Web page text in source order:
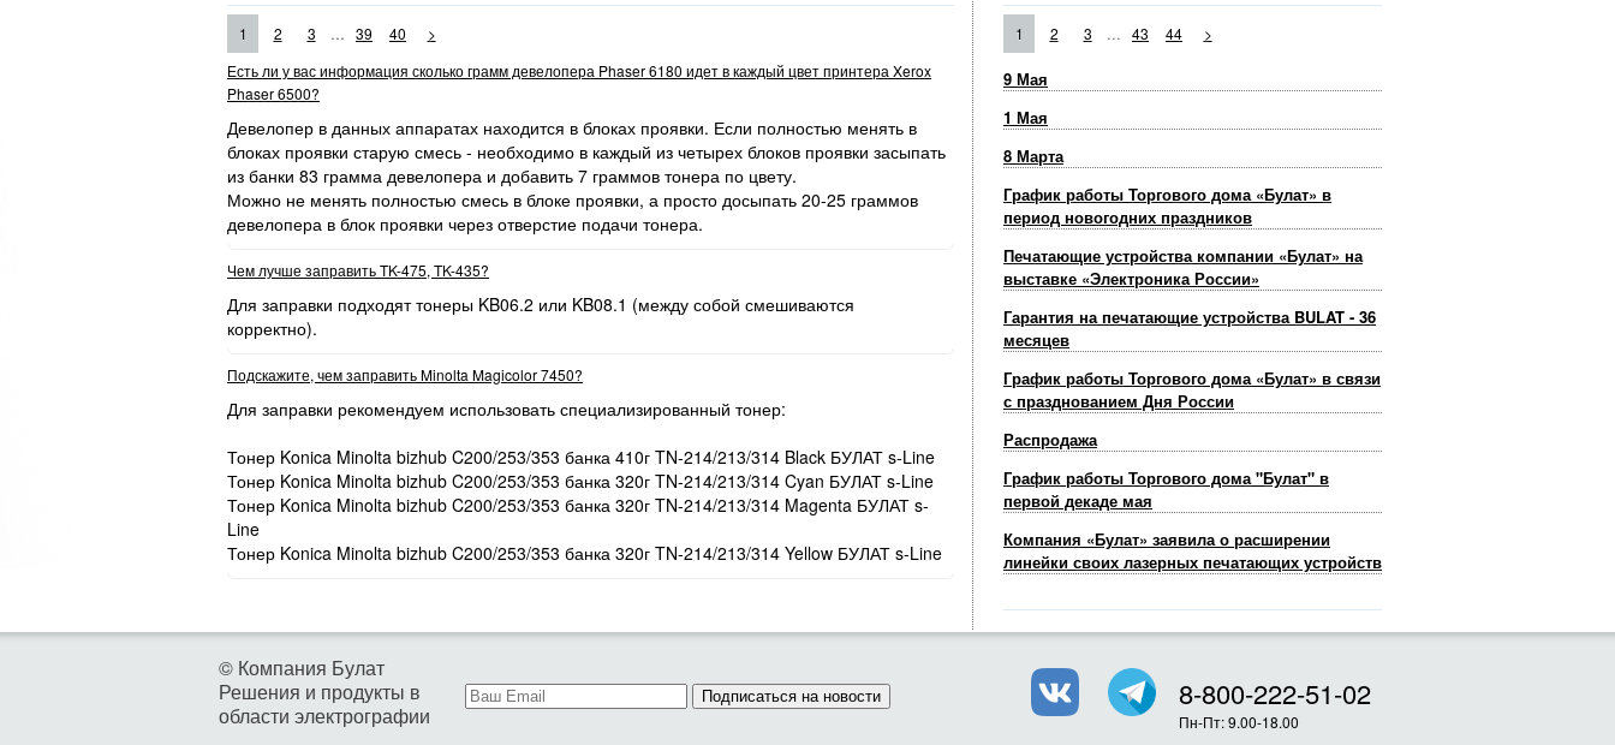
1 2 3 ... 39 40
>
Есть ли у вас информация сколько грамм девелопера Phaser 6180 идет в каждый цвет принтера Xerox
Phaser 6500?
Девелопер в данных аппаратах находится в блоках проявки. Если полностью менять в
блоках проявки старую смесь - необходимо в каждый из четырех блоков проявки засыпать
из банки 83 грамма девелопера и добавить 7 граммов тонера по цвету.
Можно не менять полностью смесь в блоке проявки, а просто досыпать 20-25 граммов
девелопера в блок проявки через отверстие подачи тонера.
Чем лучше заправить TK-475, TK-435?
Для заправки подходят тонеры KB06.2 или KB08.1 (между собой смешиваются
корректно).
Подскажите, чем заправить Minolta Magicolor 7450?
Для заправки рекомендуем использовать специализированный тонер:
Тонер Konica Minolta bizhub C200/253/353 банка 410г TN-214/213/314 Black БУЛАТ s-Line
Тонер Konica Minolta bizhub C200/253/353 банка 320г TN-214/213/314 Cyan БУЛАТ s-Line
Тонер Konica Minolta bizhub C200/253/353 банка 320г TN-214/213/314 Magenta БУЛАТ s-
Line
Тонер Konica Minolta bizhub C200/253/353 банка 320г TN-214/213/314 Yellow БУЛАТ s-Line
1 2 3 ... 43 44 >
9 Мая
1 Мая
8 Марта
График работы Торгового дома «Булат» в
период новогодних праздников
Печатающие устройства компании «Булат» на
выставке «Электроника России»
Гарантия на печатающие устройства BULAT - 36
месяцев
График работы Торгового дома «Булат» в связи
с празднованием Дня России
Распродажа
График работы Торгового дома "Булат" в
первой декаде мая
Компания «Булат» заявила о расширении
линейки своих лазерных печатающих устройств
© Компания Булат
Решения и продукты в
области электрографии
Подписаться на новости 8-800-222-51-02
Пн-Пт: 9.00-18.00